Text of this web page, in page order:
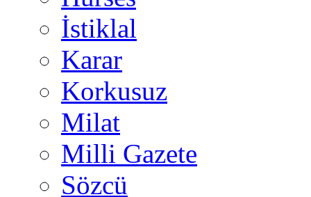
İstiklal
Karar
Korkusuz
Milat
Milli Gazete
Sözcü